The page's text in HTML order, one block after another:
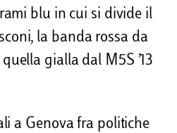
blu in cui si divide il
la banda rossa da
quella gialla dal M5S ’13
a Genova fra politiche